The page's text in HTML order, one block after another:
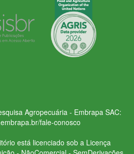
Agropecuária - Embrapa SAC:
fale-conosco
está licenciado sob a Licença